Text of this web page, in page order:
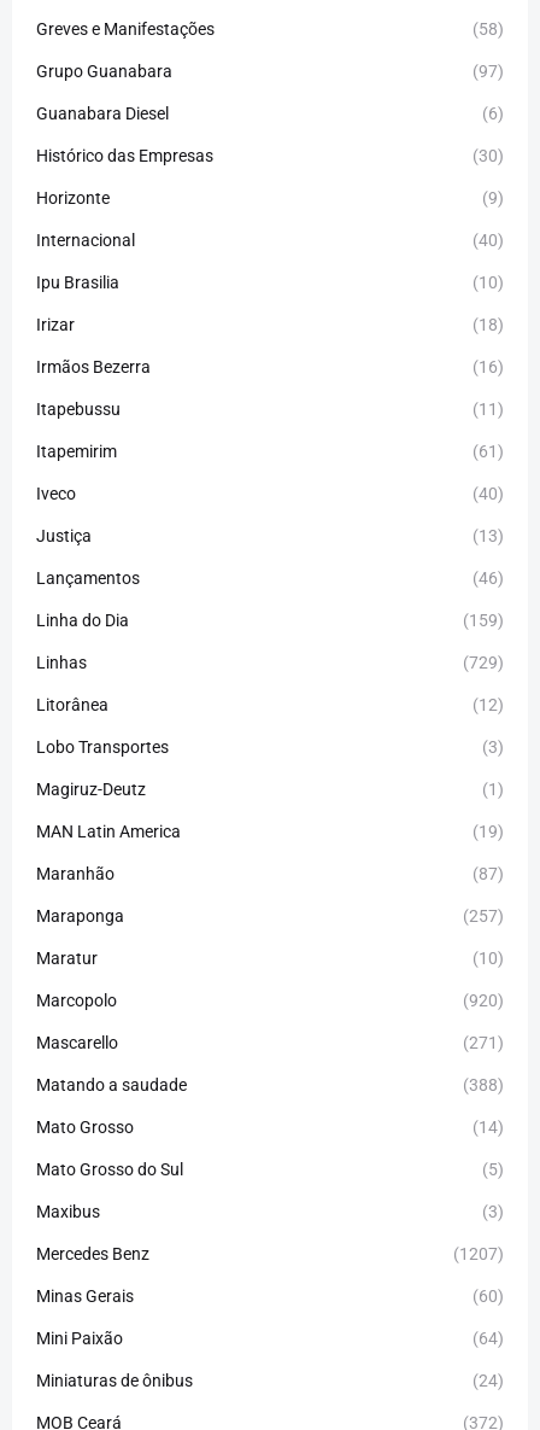
Greves e Manifestações (58)
Grupo Guanabara (97)
Guanabara Diesel (6)
Histórico das Empresas (30)
Horizonte (9)
Internacional (40)
Ipu Brasilia (10)
Irizar (18)
Irmãos Bezerra (16)
Itapebussu (11)
Itapemirim (61)
Iveco (40)
Justiça (13)
Lançamentos (46)
Linha do Dia (159)
Linhas (729)
Litorânea (12)
Lobo Transportes (3)
Magiruz-Deutz (1)
MAN Latin America (19)
Maranhão (87)
Maraponga (257)
Maratur (10)
Marcopolo (920)
Mascarello (271)
Matando a saudade (388)
Mato Grosso (14)
Mato Grosso do Sul (5)
Maxibus (3)
Mercedes Benz (1207)
Minas Gerais (60)
Mini Paixão (64)
Miniaturas de ônibus (24)
MOB Ceará (372)